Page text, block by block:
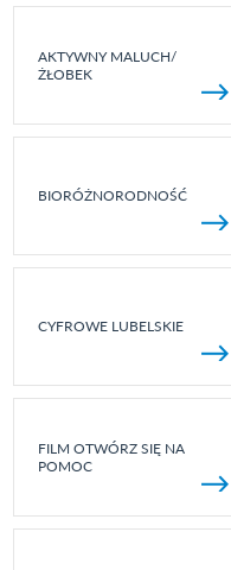
AKTYWNY MALUCH/
ŻŁOBEK
BIORÓŻNORODNOŚĆ
CYFROWE LUBELSKIE
FILM OTWÓRZ SIĘ NA
POMOC